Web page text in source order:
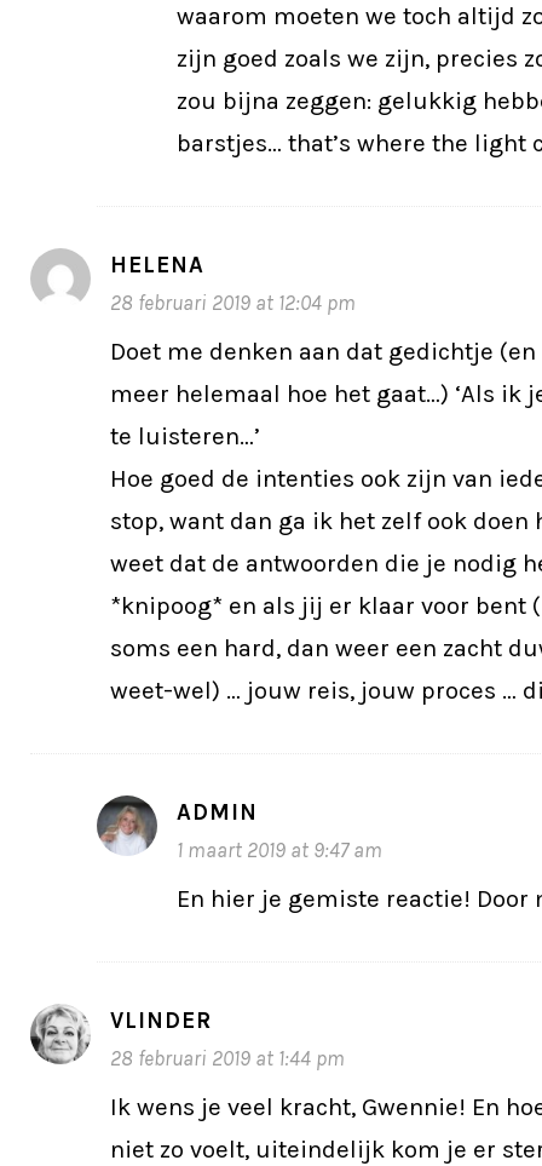
waarom moeten we toch altijd
zijn goed zoals we zijn, precies
zou bijna zeggen: gelukkig
barstjes… that’s where the light
HELENA
28 februari 2019 at 12:04 pm
Doet me denken aan dat gedichtje
meer helemaal hoe het gaat…) ‘Als ik
te luisteren…’
Hoe goed de intenties ook zijn van
stop, want dan ga ik het zelf ook doen
weet dat de antwoorden die je nodig
*knipoog* en als jij er klaar voor bent
soms een hard, dan weer een zacht
weet-wel) … jouw reis, jouw proces …
ADMIN
1 maart 2019 at 9:47 am
En hier je gemiste reactie!
VLINDER
28 februari 2019 at 1:44 pm
Ik wens je veel kracht, Gwennie! En
niet zo voelt, uiteindelijk kom je er